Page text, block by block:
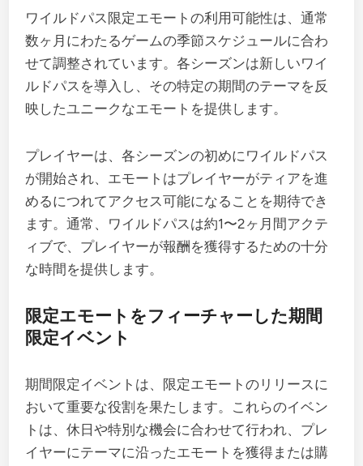
ワイルドパス限定エモートの利用可能性は、通常
数ヶ月にわたるゲームの季節スケジュールに合わ
せて調整されています。各シーズンは新しいワイ
ルドパスを導入し、その特定の期間のテーマを反
映したユニークなエモートを提供します。
プレイヤーは、各シーズンの初めにワイルドパス
が開始され、エモートはプレイヤーがティアを進
めるにつれてアクセス可能になることを期待でき
ます。通常、ワイルドパスは約1〜2ヶ月間アクテ
ィブで、プレイヤーが報酬を獲得するための十分
な時間を提供します。
限定エモートをフィーチャーした期間
限定イベント
期間限定イベントは、限定エモートのリリースに
おいて重要な役割を果たします。これらのイベン
トは、休日や特別な機会に合わせて行われ、プレ
イヤーにテーマに沿ったエモートを獲得または購